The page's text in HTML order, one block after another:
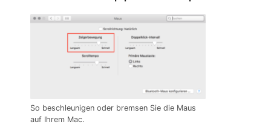
So beschleunigen oder bremsen Sie die Maus
auf Ihrem Mac.